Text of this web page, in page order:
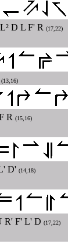
D L F' R (17,22)
(13,16)
R (15,16)
D' (14,18)
R' F' L' D (17,22)